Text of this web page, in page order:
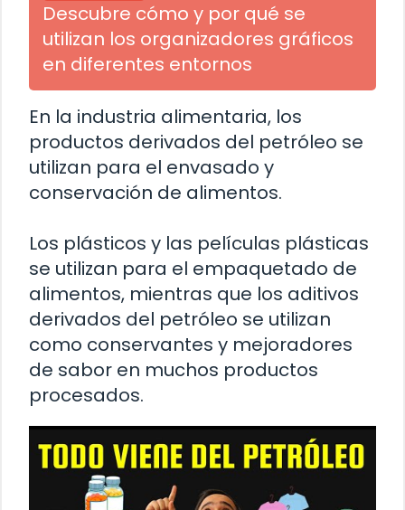
Descubre cómo y por qué se
utilizan los organizadores gráficos
en diferentes entornos
En la industria alimentaria, los
productos derivados del petróleo se
utilizan para el envasado y
conservación de alimentos.
Los plásticos y las películas plásticas
se utilizan para el empaquetado de
alimentos, mientras que los aditivos
derivados del petróleo se utilizan
como conservantes y mejoradores
de sabor en muchos productos
procesados.